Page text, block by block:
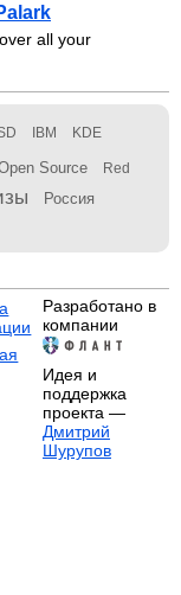
all your
IBM KDE
Source Red
Россия
Разработано в
компании
Идея и
поддержка
проекта —
Дмитрий
Шурупов